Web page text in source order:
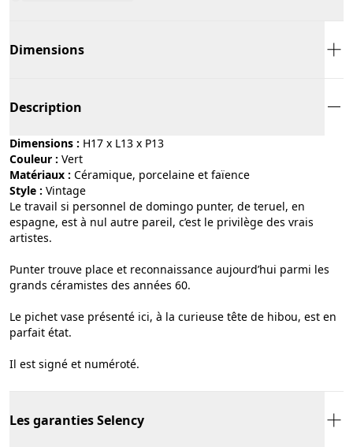
Dimensions
Description
Dimensions : H17 x L13 x P13
Couleur :
vert
Matériaux :
céramique, porcelaine et faïence
Style :
vintage
Le travail si personnel de domingo punter, de teruel, en
espagne, est à nul autre pareil, c’est le privilège des vrais
artistes.
Punter trouve place et reconnaissance aujourd’hui parmi les
grands céramistes des années 60.
Le pichet vase présenté ici, à la curieuse tête de hibou, est en
parfait état.
Il est signé et numéroté.
Les garanties Selency